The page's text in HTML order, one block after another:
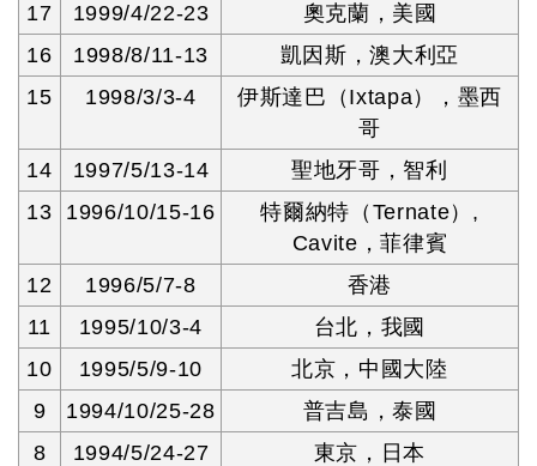
17
1999/4/22-23
奧克蘭，美國
16
1998/8/11-13
凱因斯，澳大利亞
15
1998/3/3-4
伊斯達巴（Ixtapa），墨西
哥
14
1997/5/13-14
聖地牙哥，智利
13
1996/10/15-16
特爾納特（Ternate）,
Cavite，菲律賓
12
1996/5/7-8
香港
11
1995/10/3-4
台北，我國
10
1995/5/9-10
北京，中國大陸
9
1994/10/25-28
普吉島，泰國
8
1994/5/24-27
東京，日本